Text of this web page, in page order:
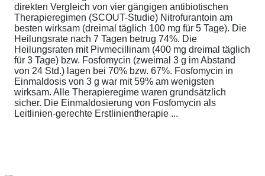
direkten Vergleich von vier gängigen antibiotischen
Therapieregimen (SCOUT-Studie) Nitrofurantoin am
besten wirksam (dreimal täglich 100 mg für 5 Tage). Die
Heilungsrate nach 7 Tagen betrug 74%. Die
Heilungsraten mit Pivmecillinam (400 mg dreimal täglich
für 3 Tage) bzw. Fosfomycin (zweimal 3 g im Abstand
von 24 Std.) lagen bei 70% bzw. 67%. Fosfomycin in
Einmaldosis von 3 g war mit 59% am wenigsten
wirksam. Alle Therapieregime waren grundsätzlich
sicher. Die Einmaldosierung von Fosfomycin als
Leitlinien-gerechte Erstlinientherapie ...